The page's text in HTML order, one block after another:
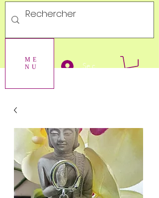
ME
NU
Se connecter